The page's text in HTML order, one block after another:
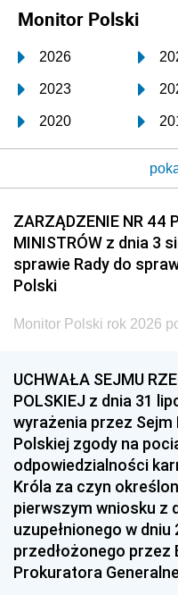
Monitor Polski
2026
2023
2020
2017
2014
2011
2008
2005
1996
1993
1990
1987
1984
1981
1978
ZARZĄDZENIE NR 44
MINISTRÓW z dnia 3
sprawie Rady do
Polski
Monitor Polski rok 2026
UCHWAŁA SEJMU
POLSKIEJ z dnia 31
wyrażenia przez
Polskiej zgody na
odpowiedzialności
Króla za czyn
pierwszym wniosku z
uzupełnionego w dniu
przedłożonego przez
Prokuratora